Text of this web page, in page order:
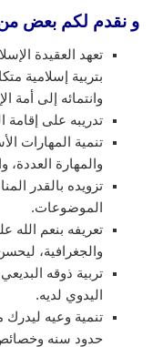
و نقدم لكم بعض من
تعهد العقيدة
بتربية إسلامية
وانتمائه إلى أمة
تدريبه على إقامة
تنمية المهارات
والمهارة العددة،
تزويده بالقدر
الموضوعات.
تعريفه بنعم الله
والجغرافية،
تربية ذوقه
اليدوي لديه.
تنمية وعيه
حدود سنه